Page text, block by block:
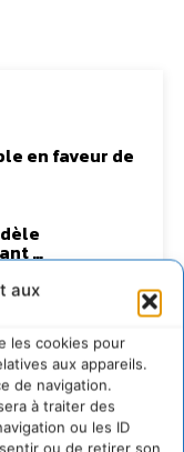
aux
les cookies pour
aux appareils.
de navigation.
à traiter des
ou les ID
ou de retirer son
en faveur de
…
» appelle les
du vivant
sa mémoire
(2020-